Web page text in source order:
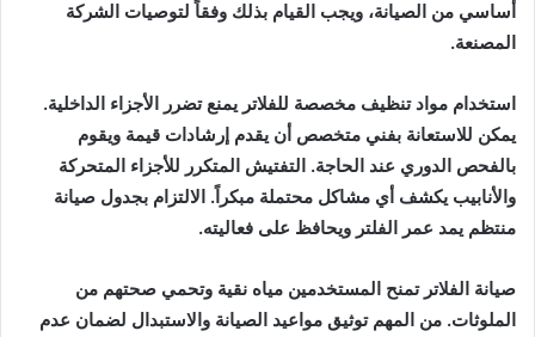
أساسي من الصيانة، ويجب القيام بذلك وفقاً لتوصيات الشركة
المصنعة.
استخدام مواد تنظيف مخصصة للفلاتر يمنع تضرر الأجزاء الداخلية.
يمكن للاستعانة بفني متخصص أن يقدم إرشادات قيمة ويقوم
بالفحص الدوري عند الحاجة. التفتيش المتكرر للأجزاء المتحركة
والأنابيب يكشف أي مشاكل محتملة مبكراً. الالتزام بجدول صيانة
منتظم يمد عمر الفلتر ويحافظ على فعاليته.
صيانة الفلاتر تمنح المستخدمين مياه نقية وتحمي صحتهم من
الملوثات. من المهم توثيق مواعيد الصيانة والاستبدال لضمان عدم